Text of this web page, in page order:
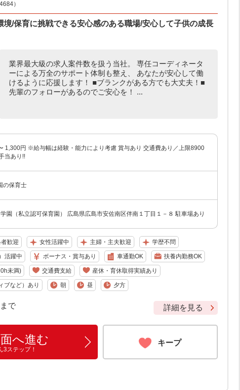
）
/保育に挑戦できる安心感のある職場/安心して子供の成長
業界最大級の求人案件数を扱う当社。 専任コーディネータ
ーによる万全のサポート体制も整え、 あなたが安心して働
けるように応援します！ ■ブランクがある方でも大丈夫！■
先輩のフォローがあるのでご安心を！ ...
1,300円 ※給与幅は経験・能力により考慮 賞与あり 交通費あり／上限8900
当あり!!
の保育士
園（私立認可保育園） 広島県広島市安佐南区伴南１丁目１－８ 駐車場あり
歓迎 女性活躍中 主婦・主夫歓迎 学歴不問
活躍中 ボーナス・賞与あり 車通勤OK 扶養内勤務OK
未満) 交通費支給 産休・育休取得実績あり
ブなど）あり 朝 昼 夕方
で 詳細を見る
へ進む
3ステップ！
キープ